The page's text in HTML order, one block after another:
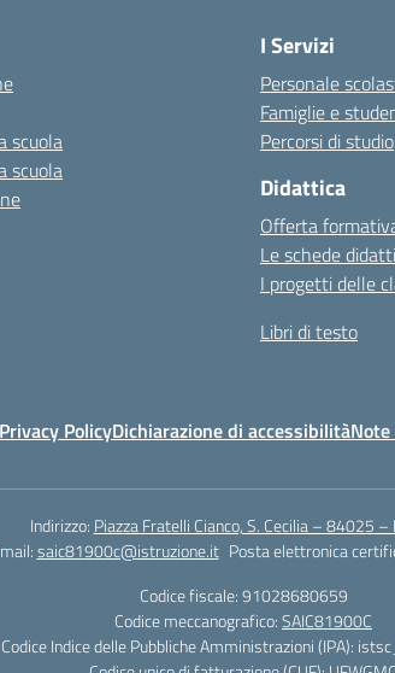
scuola
scuola
I Servizi
Personale
Famiglie e
Percorsi di studio
Didattica
Offerta
Le schede
I progetti delle
Libri di testo
Privacy PolicyDichiarazione di accessibilità
Indirizzo: Piazza Fratelli Cianco, S. Cecilia – 84025 –
saic81900c@istruzione.it Posta elettronica
Codice fiscale: 91028680659
Codice meccanografico:SAIC81900C
Codice Indice delle Pubbliche Amministrazioni (IPA):